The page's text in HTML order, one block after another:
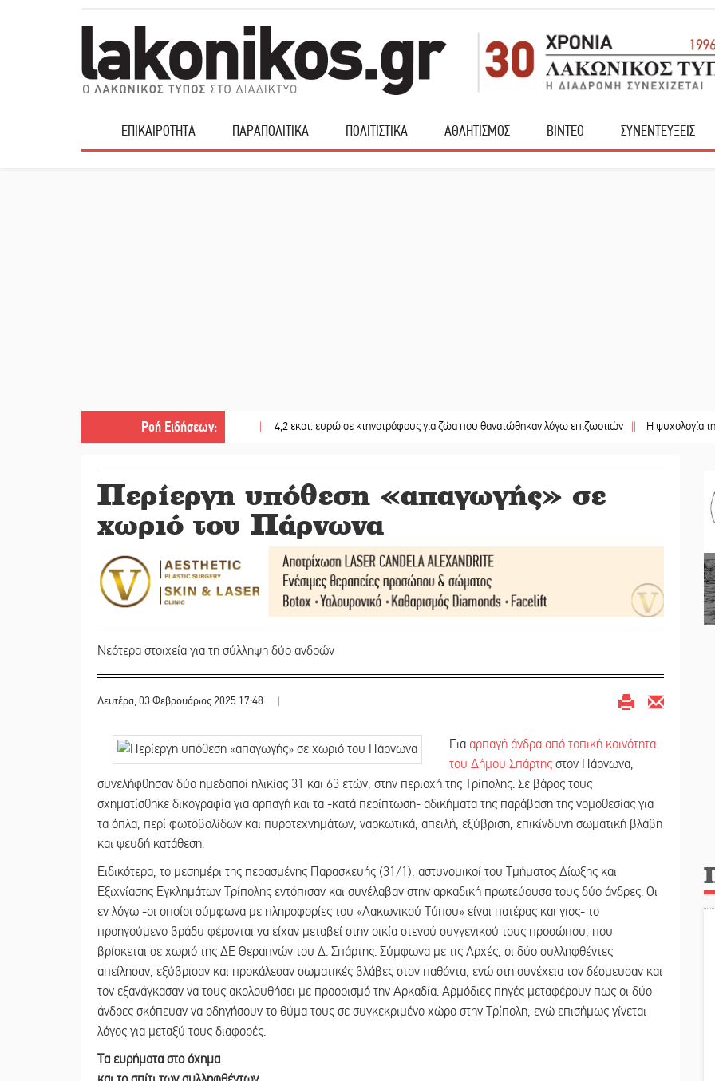
ΕΠΙΚΑΙΡΟΤΗΤΑ ΠΑΡΑΠΟΛΙΤΙΚΑ ΠΟΛΙΤΙΣΤΙΚΑ ΑΘΛΗΤΙΣΜΟΣ ΒΙΝΤΕΟ ΣΥΝΕΝΤΕΥΞΕΙΣ
Ροή Ειδήσεων:
|| 4,2 εκατ. ευρώ σε κτηνοτρόφους για ζώα που θανατώθηκαν λόγω επιζωοτιών || Η ψυχολογία της
Περίεργη υπόθεση «απαγωγής» σε
χωριό του Πάρνωνα
Νεότερα στοιχεία για τη σύλληψη δύο ανδρών
Δευτέρα, 03 Φεβρουάριος 2025 17:48 |
Για αρπαγή άνδρα από τοπική κοινότητα
του Δήμου Σπάρτης στον Πάρνωνα,
συνελήφθησαν δύο ημεδαποί ηλικίας 31 και 63 ετών, στην περιοχή της Τρίπολης. Σε βάρος τους
σχηματίσθηκε δικογραφία για αρπαγή και τα -κατά περίπτωση- αδικήματα της παράβαση της νομοθεσίας για
τα όπλα, περί φωτοβολίδων και πυροτεχνημάτων, ναρκωτικά, απειλή, εξύβριση, επικίνδυνη σωματική βλάβη
και ψευδή κατάθεση.
Ειδικότερα, το μεσημέρι της περασμένης Παρασκευής (31/1), αστυνομικοί του Τμήματος Δίωξης και
Εξιχνίασης Εγκλημάτων Τρίπολης εντόπισαν και συνέλαβαν στην αρκαδική πρωτεύουσα τους δύο άνδρες. Οι
εν λόγω -οι οποίοι σύμφωνα με πληροφορίες του «Λακωνικού Τύπου» είναι πατέρας και γιος- το
προηγούμενο βράδυ φέρονται να είχαν μεταβεί στην οικία στενού συγγενικού τους προσώπου, που
βρίσκεται σε χωριό της ΔΕ Θεραπνών του Δ. Σπάρτης. Σύμφωνα με τις Αρχές, οι δύο συλληφθέντες
απείλησαν, εξύβρισαν και προκάλεσαν σωματικές βλάβες στον παθόντα, ενώ στη συνέχεια τον δέσμευσαν και
τον εξανάγκασαν να τους ακολουθήσει με προορισμό την Αρκαδία. Αρμόδιες πηγές μεταφέρουν πως οι δύο
άνδρες σκόπευαν να οδηγήσουν το θύμα τους σε συγκεκριμένο χώρο στην Τρίπολη, ενώ επισήμως γίνεται
λόγος για μεταξύ τους διαφορές.
Τα ευρήματα στο όχημα